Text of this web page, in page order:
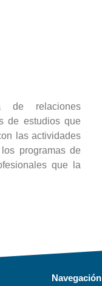
de relaciones
de estudios que
las actividades
programas de
que la
Navegación